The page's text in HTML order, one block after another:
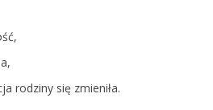
rodziny się zmieniła.